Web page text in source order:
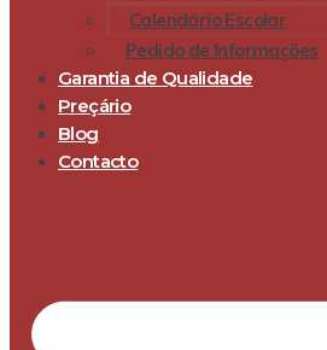
Calendário Escolar
Pedido de Informações
Garantia de Qualidade
Preçário
Blog
Contacto